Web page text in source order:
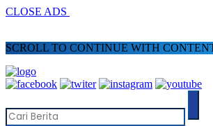
CLOSE ADS
SCROLL TO CONTINUE WITH